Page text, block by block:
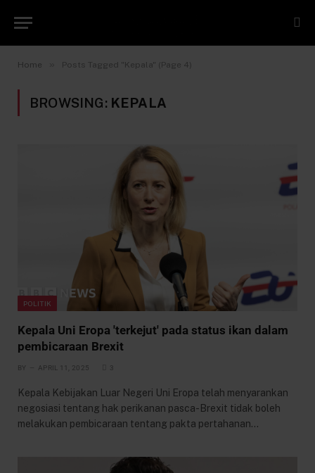
Home Posts Tagged "Kepala" (Page 4)
BROWSING: KEPALA
POLITIK
Kepala Uni Eropa 'terkejut' pada status ikan dalam
pembicaraan Brexit
BY APRIL 11, 2025 3
Kepala Kebijakan Luar Negeri Uni Eropa telah menyarankan
negosiasi tentang hak perikanan pasca-Brexit tidak boleh
melakukan pembicaraan tentang pakta pertahanan…